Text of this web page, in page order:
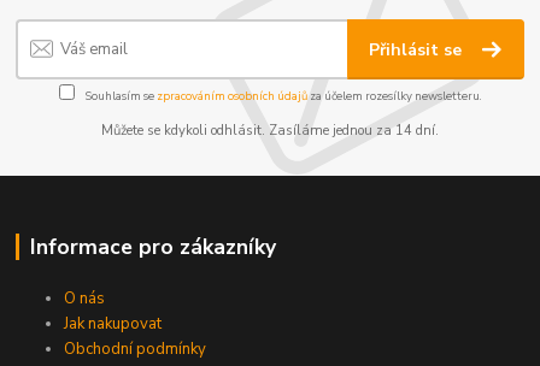
Přihlásit se
Souhlasím se zpracováním osobních údajůza účelem rozesílky newsletteru.
Můžete se kdykoli odhlásit. Zasíláme jednou za 14 dní.
Informace pro zákazníky
O nás
Jak nakupovat
Obchodní podmínky